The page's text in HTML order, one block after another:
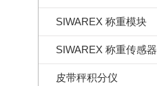
SIWAREX 称重模块
SIWAREX 称重传感器
皮带秤积分仪